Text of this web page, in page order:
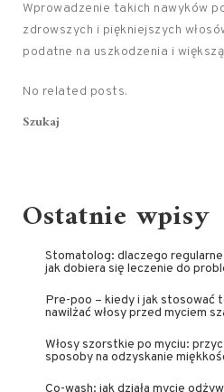
Wprowadzenie takich nawyków
zdrowszych i piękniejszych
podatne na uszkodzenia i
No related posts.
Szukaj
Ostatnie wpisy
Stomatolog: dlaczego
jak dobiera się leczenie do
Pre-poo – kiedy i jak stosować
nawilżać włosy przed myciem
Włosy szorstkie po myciu:
sposoby na odzyskanie